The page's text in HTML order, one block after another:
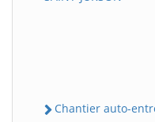
Chantier auto-